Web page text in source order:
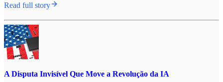
Read full story
A Disputa Invisível Que Move a Revolução da IA